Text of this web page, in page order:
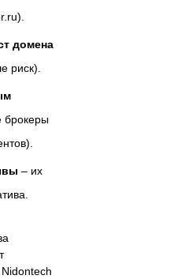
домена
риск).
брокеры
– их